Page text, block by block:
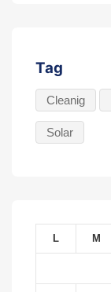
Tag
Cleanig
Solar
L M